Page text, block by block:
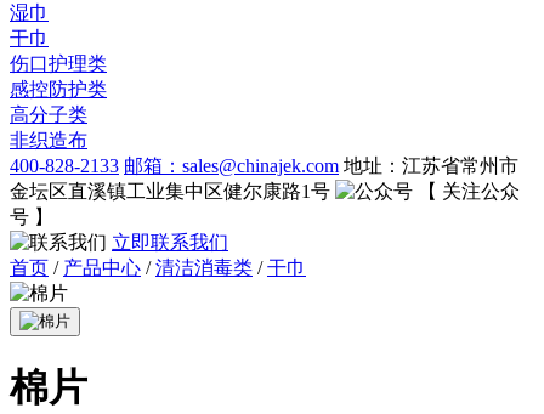
湿巾
干巾
伤口护理类
感控防护类
高分子类
非织造布
400-828-2133 邮箱：sales@chinajek.com 地址：江苏省常州市
金坛区直溪镇工业集中区健尔康路1号
【 关注公众
号 】
立即联系我们
首页 / 产品中心 /清洁消毒类 /干巾
棉片